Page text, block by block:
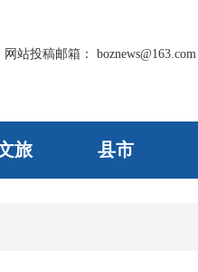
网站投稿邮箱：boznews@163.com
旅 县市